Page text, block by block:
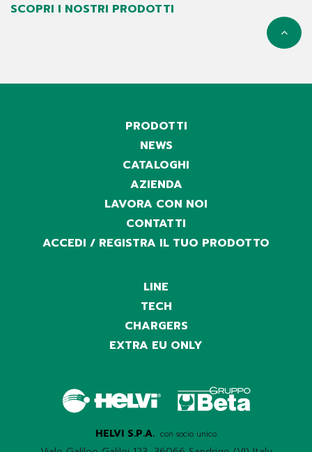
SCOPRI I NOSTRI PRODOTTI
PRODOTTI
NEWS
CATALOGHI
AZIENDA
LAVORA CON NOI
CONTATTI
ACCEDI / REGISTRA IL TUO PRODOTTO
LINE
TECH
CHARGERS
EXTRA EU ONLY
HELVI S.P.A. con socio unico